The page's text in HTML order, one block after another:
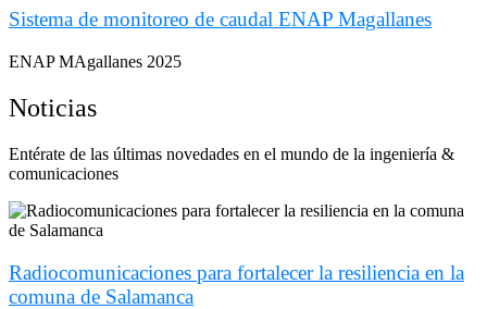
Sistema de monitoreo de caudal ENAP Magallanes
ENAP MAgallanes 2025
Noticias
Entérate de las últimas novedades en el mundo de la ingeniería &
comunicaciones
Radiocomunicaciones para fortalecer la resiliencia en la
comuna de Salamanca